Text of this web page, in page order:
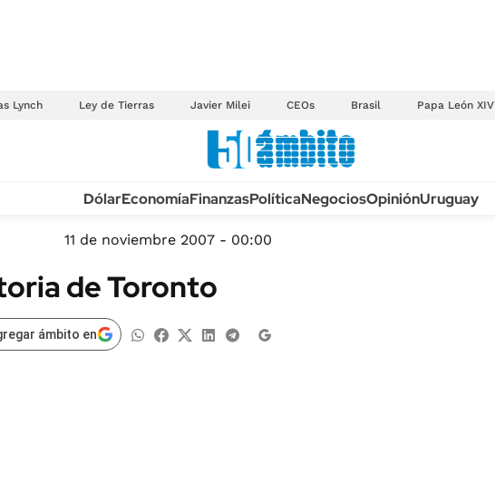
Lynch Ley de Tierras Javier Milei CEOs Brasil Papa León XIV
TECNOLOGÍA
MÉXICO
MUNDO
INFORMACIÓN GENERAL
DólarEconomíaFinanzasPolíticaNegociosOpiniónUruguay
11 de noviembre 2007 - 00:00
de Toronto
ámbito en